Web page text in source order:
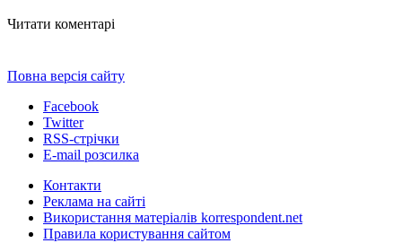
Читати коментарі
Повна версія сайту
Facebook
Twitter
RSS-стрічки
E-mail розсилка
Контакти
Реклама на сайті
Використання матеріалів korrespondent.net
Правила користування сайтом